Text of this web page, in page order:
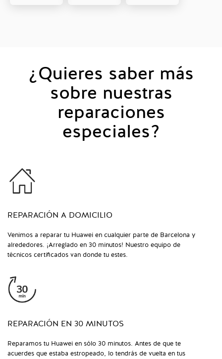
¿Quieres saber más
sobre nuestras
reparaciones
especiales?
REPARACIÓN A DOMICILIO
Venimos a reparar tu Huawei en cualquier parte de Barcelona y
alrededores. ¡Arreglado en 30 minutos! Nuestro equipo de
técnicos certificados van donde tu estes.
REPARACIÓN EN 30 MINUTOS
Reparamos tu Huawei en sólo 30 minutos. Antes de que te
acuerdes que estaba estropeado, lo tendrás de vuelta en tus